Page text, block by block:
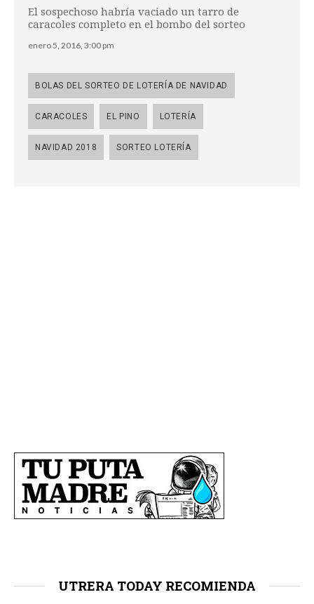
El sospechoso habría vaciado un tarro de
caracoles completo en el bombo del sorteo
enero 5, 2016, 3:00 pm
BOLAS DEL SORTEO DE LOTERÍA DE NAVIDAD
CARACOLES EL PINO LOTERÍA
NAVIDAD 2018 SORTEO LOTERÍA
UTRERA TODAY RECOMIENDA